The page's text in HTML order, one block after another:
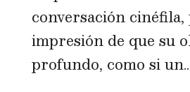
conversación
impresión de que su
profundo, como si